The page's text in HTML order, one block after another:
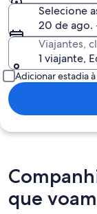
Selecione
20 de ago.
Viajantes,
1 viajante,
Adicionar estadia
que